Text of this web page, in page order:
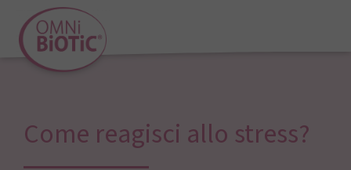
Come reagisci allo stress?